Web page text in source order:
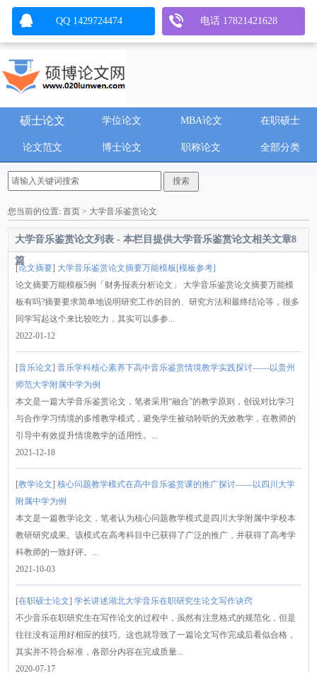
硕士论文 学位论文 MBA论文 在职硕士
论文范文 博士论文 职称论文 全部分类
您当前的位置:首页> 大学音乐鉴赏论文
大学音乐鉴赏论文列表 - 本栏目提供大学音乐鉴赏论文相关文章8
篇
[论文摘要] 大学音乐鉴赏论文摘要万能模板[模板参考]
论文摘要万能模板5例「财务报表分析论文」 大学音乐鉴赏论文摘要万能模
板有吗?摘要要求简单地说明研究工作的目的、研究方法和最终结论等，很多
同学写起这个来比较吃力，其实可以多参...
2022-01-12
[音乐论文]音乐学科核心素养下高中音乐鉴赏情境教学实践探讨——以贵州
师范大学附属中学为例
本文是一篇大学音乐鉴赏论文，笔者采用“融合”的教学原则，创设对比学习
与合作学习情境的多维教学模式，避免学生被动聆听的无效教学，在教师的
引导中有效提升情境教学的适用性。...
2021-12-18
[教学论文]核心问题教学模式在高中音乐鉴赏课的推广探讨——以四川大学
附属中学为例
本文是一篇教学论文，笔者认为核心问题教学模式是四川大学附属中学校本
教研研究成果。该模式在高考科目中已获得了广泛的推广，并获得了高考学
科教师的一致好评。...
2021-10-03
[在职硕士论文]学长讲述湖北大学音乐在职研究生论文写作诀窍
不少音乐在职研究生在写作论文的过程中，虽然有注意格式的规范化，但是
往往没有运用好相应的技巧。这也就导致了一篇论文写作完成后看似合格，
其实并不符合标准，各部分内容在完成质量...
2020-07-17
QQ 1429724474 电话 17821421628